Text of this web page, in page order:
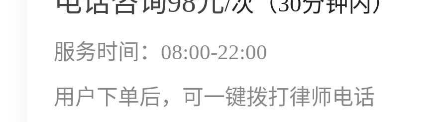
服务时间：08:00-22:00
用户下单后，可一键拨打律师电话